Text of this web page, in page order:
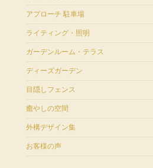
アプローチ 駐車場
ライティング・照明
ガーデンルーム・テラス
ディーズガーデン
目隠しフェンス
癒やしの空間
外構デザイン集
お客様の声